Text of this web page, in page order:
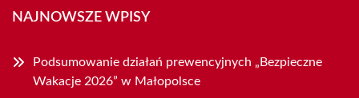
NAJNOWSZE WPISY
Podsumowanie działań prewencyjnych „Bezpieczne
Wakacje 2026” w Małopolsce